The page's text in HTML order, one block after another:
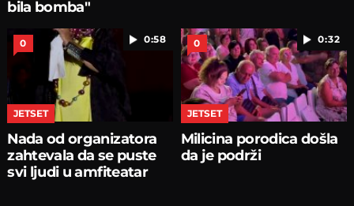
bila bomba"
0:58
0
JETSET
Nada od organizatora
zahtevala da se puste
svi ljudi u amfiteatar
0:32
0
JETSET
Milicina porodica došla
da je podrži